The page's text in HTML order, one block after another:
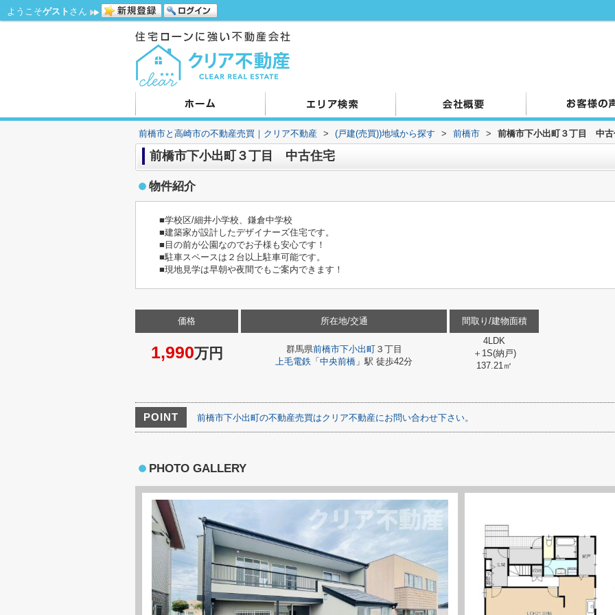
ようこそゲスト さん
前橋市と高崎市の不動産売買｜クリア不動産 > (戸建(売買))地域から探す > 前橋市 > 前橋市下小出町３丁目 中古
前橋市下小出町３丁目 中古住宅
物件紹介
■学校区/細井小学校、鎌倉中学校
■建築家が設計したデザイナーズ住宅です。
■目の前が公園なのでお子様も安心です！
■駐車スペースは２台以上駐車可能です。
■現地見学は早朝や夜間でもご案内できます！
価格
1,990万円
所在地/交通
群馬県前橋市下小出町３丁目
上毛電鉄 「 中央前橋 」駅 徒歩42分
間取り/建物面積
4LDK
＋1S(納戸)
137.21㎡
POINT 前橋市下小出町の不動産売買はクリア不動産にお問い合わせ下さい。
PHOTO GALLERY